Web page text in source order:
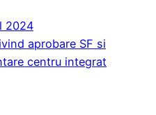
2024
aprobare SF si
centru integrat